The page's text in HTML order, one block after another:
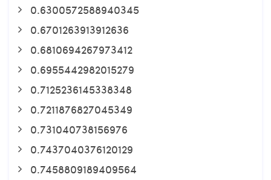
0.6300572588940345
0.6701263913912636
0.6810694267973412
0.6955442982015279
0.7125236145338348
0.7211876827045349
0.731040738156976
0.7437040376120129
0.7458809189409564